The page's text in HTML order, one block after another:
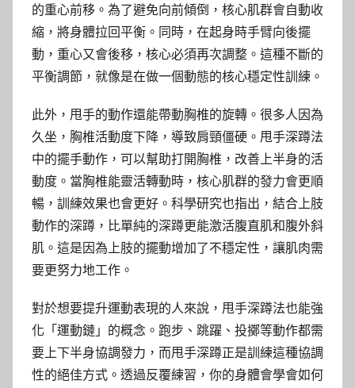
的重心前移。為了避免向前傾倒，核心肌群會自動收
縮，將身體拉回平衡。同時，在起身時手臂向後擺
動，重心又會後移，核心必須再次調整。這種不斷的
平衡調節，就像是在做一個動態的核心穩定性訓練。
此外，甩手的動作還能帶動胸椎的旋轉。很多人因為
久坐，胸椎活動度下降，導致肩頸僵硬。甩手深蹲法
中的擺手動作，可以幫助打開胸椎，改善上半身的活
動度。當胸椎能靈活轉動時，核心肌群的發力會更順
暢，訓練效果也會更好。科學研究也指出，結合上肢
動作的深蹲，比單純的深蹲更能激活腹直肌和腹外斜
肌。這是因為上肢的擺動增加了不穩定性，讓肌肉需
要更努力地工作。
對於想要提升運動表現的人來說，甩手深蹲法也能強
化「運動鏈」的概念。跑步、跳躍、投擲等動作都需
要上下半身協調發力，而甩手深蹲正是訓練這種協調
性的絕佳方式。透過反覆練習，你的身體會學會如何